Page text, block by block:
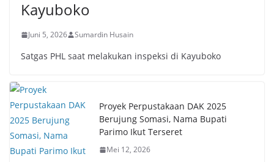
Kayuboko
Juni 5, 2026 Sumardin Husain
Satgas PHL saat melakukan inspeksi di Kayuboko
Proyek Perpustakaan DAK 2025
Berujung Somasi, Nama Bupati
Parimo Ikut Terseret
Mei 12, 2026